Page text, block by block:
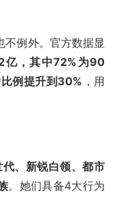
不例外。官方数据显
亿，其中72%为90
例提升到30% ，用
代、新锐白领、都市
。她们具备4大行为